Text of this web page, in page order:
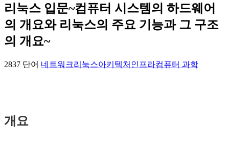
리눅스 입문~컴퓨터 시스템의 하드웨어
의 개요와 리눅스의 주요 기능과 그 구조
의 개요~
2837 단어 네트워크리눅스아키텍처 인프라컴퓨터 과학
개요